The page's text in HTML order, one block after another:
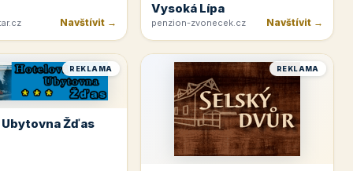
Navštívit →
Vysoká Lípa
penzion-zvonecek.cz Navštívit →
REKLAMA
Žďas
REKLAMA